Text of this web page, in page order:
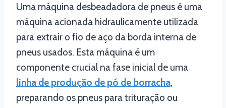
Uma máquina desbeadadora de pneus é uma
máquina acionada hidraulicamente utilizada
para extrair o fio de aço da borda interna de
pneus usados. Esta máquina é um
componente crucial na fase inicial de uma
linha de produção de pó de borracha,
preparando os pneus para trituração ou